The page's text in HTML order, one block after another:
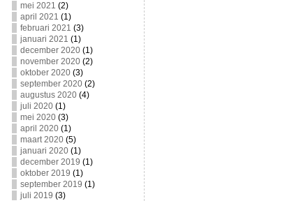
mei 2021 (2)
april 2021 (1)
februari 2021 (3)
januari 2021 (1)
december 2020(1)
november 2020(2)
oktober 2020(3)
september 2020(2)
augustus 2020(4)
juli 2020(1)
mei 2020(3)
april 2020(1)
maart 2020(5)
januari 2020(1)
december 2019 (1)
oktober 2019 (1)
september 2019 (1)
juli 2019 (3)